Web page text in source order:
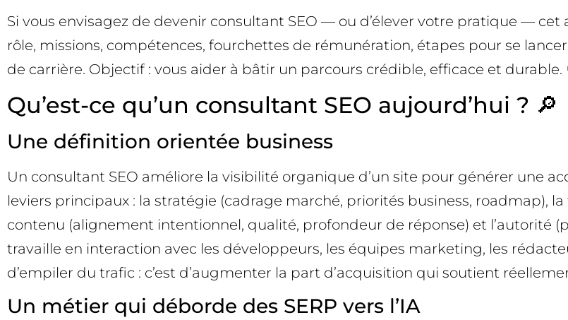
Si vous envisagez de devenir consultant SEO — ou d’élever votre pratique —
rôle, missions, compétences, fourchettes de rémunération, étapes pour se
de carrière. Objectif : vous aider à bâtir un parcours crédible, efficace et durable.
Qu’est-ce qu’un consultant SEO aujourd’hui ? 🔎
Une définition orientée business
Un consultant SEO améliore la visibilité organique d’un site pour générer une
leviers principaux : la stratégie (cadrage marché, priorités business, roadmap),
contenu (alignement intentionnel, qualité, profondeur de réponse) et l’autorité
travaille en interaction avec les développeurs, les équipes marketing, les
d’empiler du trafic : c’est d’augmenter la part d’acquisition qui soutient
Un métier qui déborde des SERP vers l’IA